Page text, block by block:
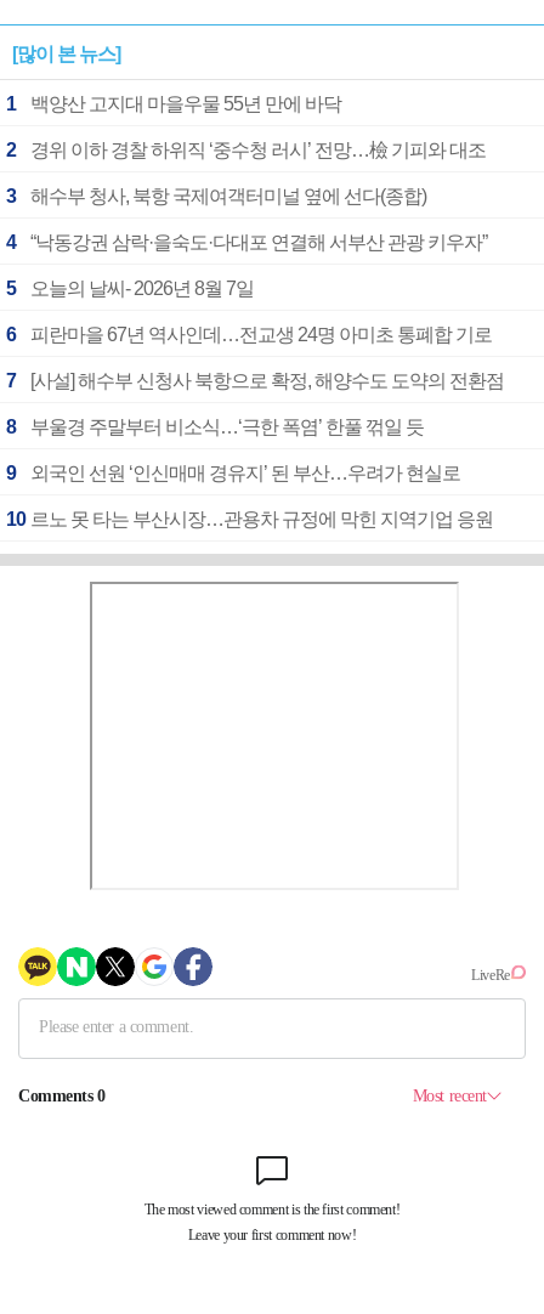
[많이 본 뉴스]
1 백양산 고지대 마을우물 55년 만에 바닥
2 경위 이하 경찰 하위직 ‘중수청 러시’ 전망…檢 기피와 대조
3 해수부 청사, 북항 국제여객터미널 옆에 선다(종합)
4 “낙동강권 삼락·을숙도·다대포 연결해 서부산 관광 키우자”
5 오늘의 날씨- 2026년 8월 7일
6 피란마을 67년 역사인데…전교생 24명 아미초 통폐합 기로
7 [사설] 해수부 신청사 북항으로 확정, 해양수도 도약의 전환점
8 부울경 주말부터 비소식…‘극한 폭염’ 한풀 꺾일 듯
9 외국인 선원 ‘인신매매 경유지’ 된 부산…우려가 현실로
10 르노 못 타는 부산시장…관용차 규정에 막힌 지역기업 응원